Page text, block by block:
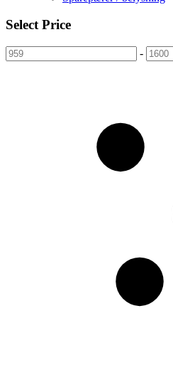
Select Price
-